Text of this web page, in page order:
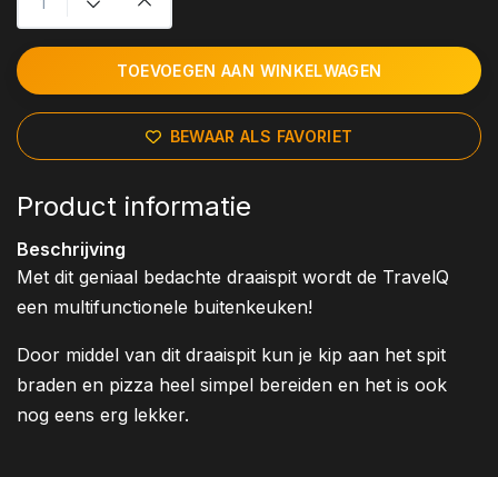
TOEVOEGEN AAN WINKELWAGEN
BEWAAR ALS FAVORIET
Product informatie
Beschrijving
Met dit geniaal bedachte draaispit wordt de TravelQ
een multifunctionele buitenkeuken!
Door middel van dit draaispit kun je kip aan het spit
braden en pizza heel simpel bereiden en het is ook
nog eens erg lekker.